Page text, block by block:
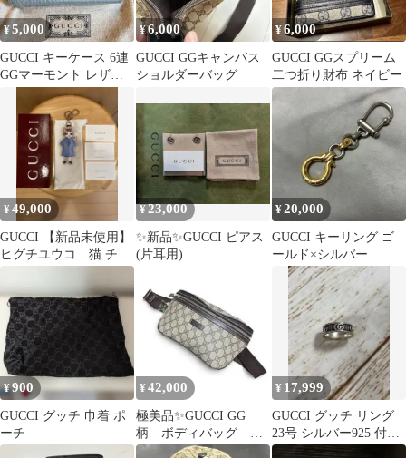
¥5,000
GUCCI キーケース 6連
GGマーモント レザー
ブルーグレー系
¥6,000
GUCCI GGキャンバス
ショルダーバッグ
¥6,000
GUCCI GGスプリーム
二つ折り財布 ネイビー
¥49,000
GUCCI 【新品未使用】
ヒグチユウコ 猫 チャ
ーム BOちゃん
¥23,000
✨️新品✨️GUCCI ピアス
(片耳用)
¥20,000
GUCCI キーリング ゴ
ールド×シルバー
¥900
GUCCI グッチ 巾着 ポ
ーチ
¥ 42,000
極美品✨GUCCI GG
柄 ボディバッグ ブ
ラウン ウエストポー
¥ 17,999
GUCCI グッチ リング
23号 シルバー925 付属
なし